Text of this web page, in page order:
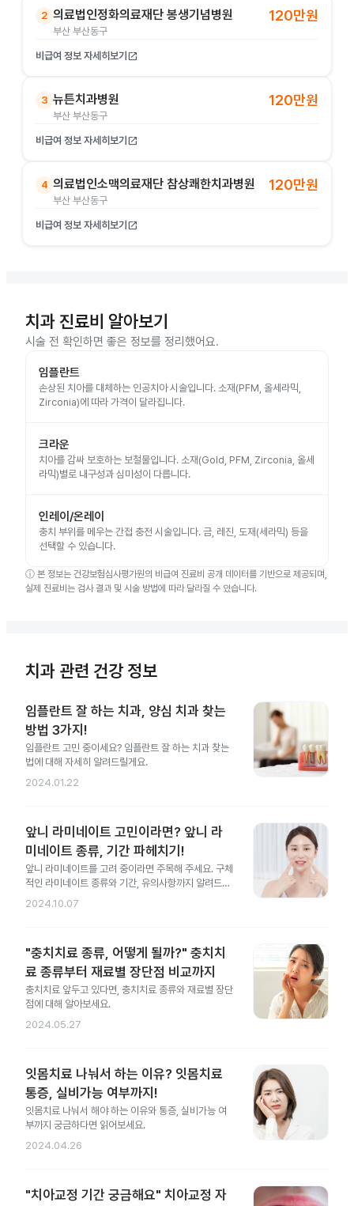
2 의료법인정화의료재단 봉생기념병원
부산 부산동구
120만원
비급여 정보 자세히보기 open_in_new
3 뉴튼치과병원
부산 부산동구
120만원
비급여 정보 자세히보기 open_in_new
4 의료법인소맥의료재단 참상쾌한치과병원
부산 부산동구
120만원
비급여 정보 자세히보기 open_in_new
치과 진료비 알아보기
시술 전 확인하면 좋은 정보를 정리했어요.
임플란트
손상된 치아를 대체하는 인공치아 시술입니다. 소재(PFM, 올세라믹,
Zirconia)에 따라 가격이 달라집니다.
크라운
치아를 감싸 보호하는 보철물입니다. 소재(Gold, PFM, Zirconia, 올세
라믹)별로 내구성과 심미성이 다릅니다.
인레이/온레이
충치 부위를 메우는 간접 충전 시술입니다. 금, 레진, 도재(세라믹) 등을
선택할 수 있습니다.
ⓘ 본 정보는 건강보험심사평가원의 비급여 진료비 공개 데이터를 기반으로 제공되며,
실제 진료비는 검사 결과 및 시술 방법에 따라 달라질 수 있습니다.
치과 관련 건강 정보
임플란트 잘 하는 치과, 양심 치과 찾는
방법 3가지!
임플란트 고민 중이세요? 임플란트 잘 하는 치과 찾는
법에 대해 자세히 알려드릴게요.
2024.01.22
앞니 라미네이트 고민이라면? 앞니 라
미네이트 종류, 기간 파헤치기!
앞니 라미네이트를 고려 중이라면 주목해 주세요. 구체
적인 라미네이트 종류와 기간, 유의사항까지 알려드릴
게요.
2024.10.07
"충치치료 종류, 어떻게 될까?" 충치치
료 종류부터 재료별 장단점 비교까지
충치치료 앞두고 있다면, 충치치료 종류와 재료별 장단
점에 대해 알아보세요.
2024.05.27
잇몸치료 나눠서 하는 이유? 잇몸치료
통증, 실비가능 여부까지!
잇몸치료 나눠서 해야 하는 이유와 통증, 실비가능 여
부까지 궁금하다면 읽어보세요.
2024.04.26
"치아교정 기간 궁금해요" 치아교정 자